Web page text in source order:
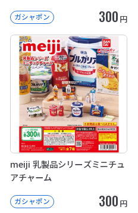
ガシャポン 300 円
meiji 乳製品シリーズミニチュ
アチャーム
ガシャポン 300 円